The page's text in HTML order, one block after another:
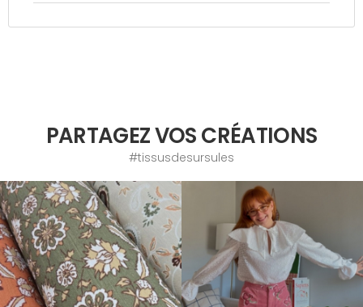
PARTAGEZ VOS CRÉATIONS
#tissusdesursules